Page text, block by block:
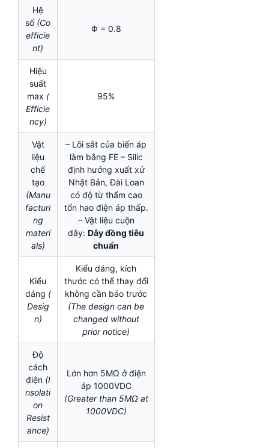
Hệ
số (Co
efficie
nt)
Φ = 0.8
Hiệu
suất
max (
Efficie
ncy)
95%
Vật
liệu
chế
tạo
(Manu
facturi
ng
materi
als)
– Lõi sắt của biến áp
làm bằng FE – Silic
định hướng xuất xứ
Nhật Bản, Đài Loan
có độ từ thẩm cao
tổn hao điện áp thấp.
– Vật liệu cuộn
dây: Dây đồng tiêu
chuẩn
Kiểu
dáng (
Desig
n)
Kiểu dáng, kích
thước có thể thay đổi
không cần báo trước
(The design can be
changed without
prior notice)
Độ
cách
điện (I
nsolati
on
Resist
ance)
Lớn hơn 5MΩ ở điện
áp 1000VDC
(Greater than 5MΩ at
1000VDC)